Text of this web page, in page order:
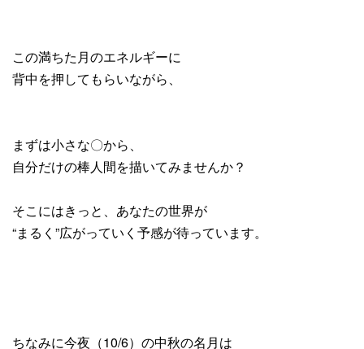
この満ちた月のエネルギーに
背中を押してもらいながら、
まずは小さな〇から、
自分だけの棒人間を描いてみませんか？
そこにはきっと、あなたの世界が
“まるく”広がっていく予感が待っています。
ちなみに今夜（10/6）の中秋の名月は